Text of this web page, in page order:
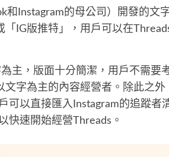
和Instagram的母公司）開發的文
IG版推特」，用戶可以在
主，版面十分簡潔，用戶不需要
字為主的內容經營者。除此之外
可以直接匯入Instagram的追蹤者
快速開始經營Threads。